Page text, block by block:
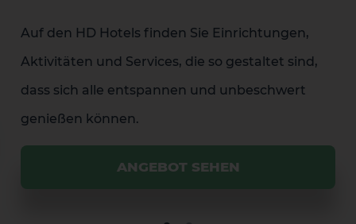
Auf den HD Hotels finden Sie Einrichtungen,
Aktivitäten und Services, die so gestaltet sind,
dass sich alle entspannen und unbeschwert
genießen können.
ANGEBOT SEHEN